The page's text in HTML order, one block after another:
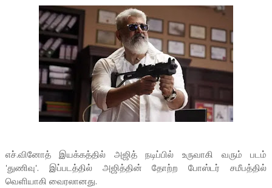
எச்.வினோத் இயக்கத்தில் அஜித் நடிப்பில் உருவாகி வரும் படம்
'துணிவு'. இப்படத்தில் அஜித்தின் தோற்ற போஸ்டர் சமீபத்தில்
வெளியாகி வைரலானது.